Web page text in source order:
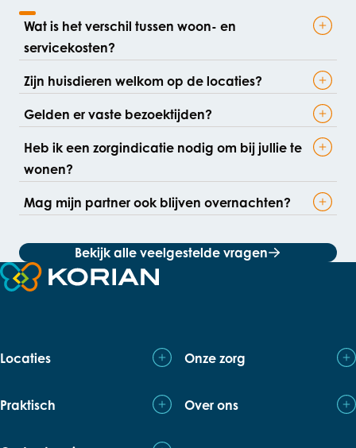
Bekijk alle veelgestelde vragen
Wat is het verschil tussen woon- en
servicekosten?
Zijn huisdieren welkom op de locaties?
Gelden er vaste bezoektijden?
Heb ik een zorgindicatie nodig om bij jullie te
wonen?
Mag mijn partner ook blijven overnachten?
Terug naar de startpagina
Locaties Onze zorg
Praktisch Over ons